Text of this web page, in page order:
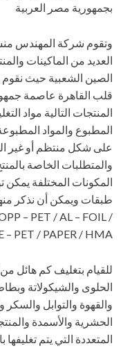
بجمهورية مصر العربية
العديد من الماكينات
الصين الشعبية حيث نقوم
قلب القاهرة عاصمة
المنتجات التالية مواد
المطبوع والمواد
على شكل منتظم أو غير
والمتطلبات الخاصة
المكونات المختلفة
– PET / AL – FOIL /
– PET / PAPER / HMA
للقيام بتغليف كم هائل
الحلوى والشيكولاتة
والقهوة والتوابل والسكر
الحشرية والأسمدة
المتعددة التي يتم تغليفها